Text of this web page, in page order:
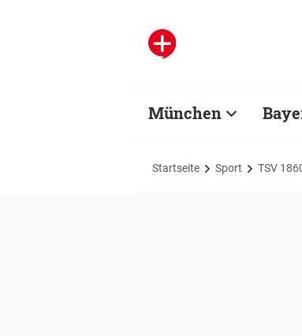
München
Startseite Sport TSV